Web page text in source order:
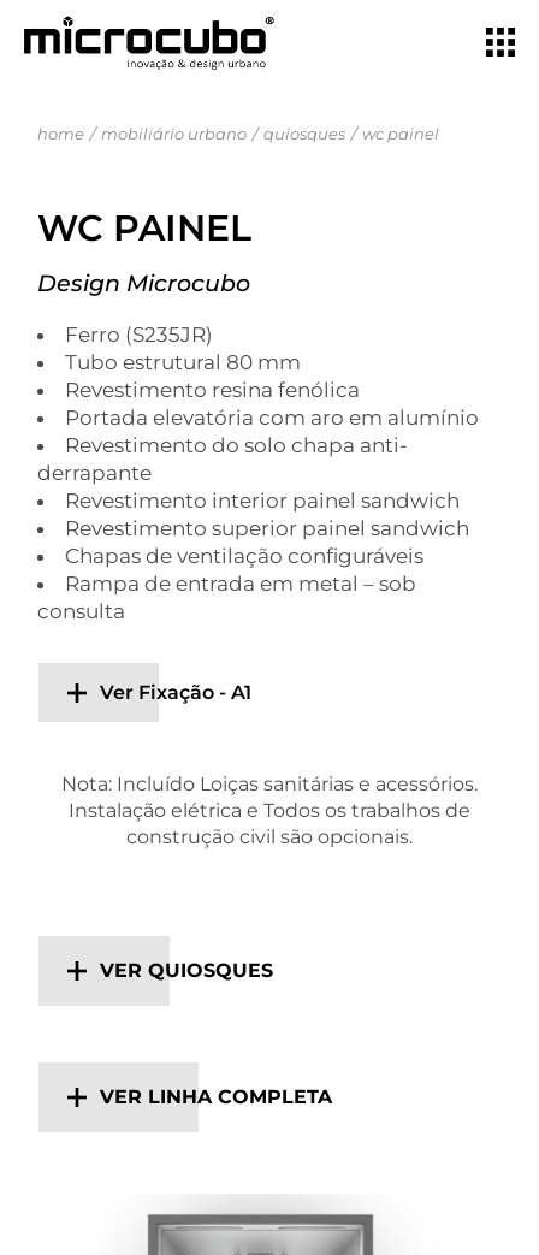
home mobiliário urbano quiosques wc painel
WC PAINEL
Design Microcubo
Ferro (S235JR)
Tubo estrutural 80 mm
Revestimento resina fenólica
Portada elevatória com aro em alumínio
Revestimento do solo chapa anti-
derrapante
Revestimento interior painel sandwich
Revestimento superior painel sandwich
Chapas de ventilação configuráveis
Rampa de entrada em metal – sob
consulta
Ver Fixação - A1
Nota: Incluído Loiças sanitárias e acessórios.
Instalação elétrica e Todos os trabalhos de
construção civil são opcionais.
VER QUIOSQUES
VER LINHA COMPLETA